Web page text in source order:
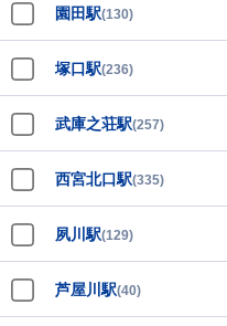
園田駅(130)
塚口駅(236)
武庫之荘駅(257)
西宮北口駅(335)
夙川駅(129)
芦屋川駅(40)